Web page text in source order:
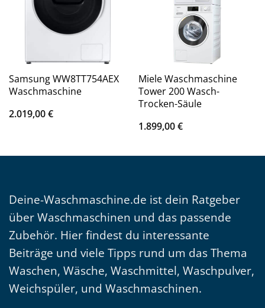
Samsung WW8TT754AEX
Waschmaschine
2.019,00€
Miele Waschmaschine
Tower 200 Wasch-
Trocken-Säule
1.899,00€
Deine-Waschmaschine.de ist dein Ratgeber
über Waschmaschinen und das passende
Zubehör. Hier findest du interessante
Beiträge und viele Tipps rund um das Thema
Waschen, Wäsche, Waschmittel, Waschpulver,
Weichspüler, und Waschmaschinen.